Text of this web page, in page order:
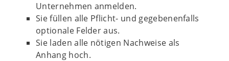
Unternehmen anmelden.
Sie füllen alle Pflicht- und gegebenenfalls
optionale Felder aus.
Sie laden alle nötigen Nachweise als
Anhang hoch.